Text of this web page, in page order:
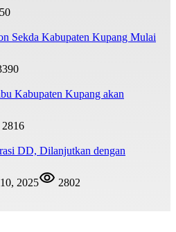
Sekda Kabupaten Kupang Mulai
Kabupaten Kupang akan
2816
DD, Dilanjutkan dengan
2025 2802